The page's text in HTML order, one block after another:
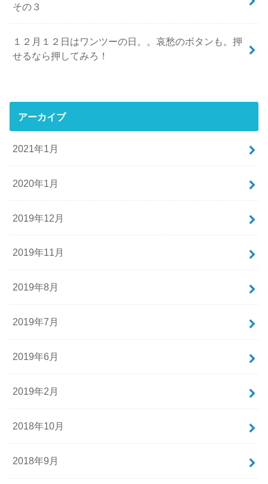
その３
１２月１２日はワンツーの日。。哀愁のボタンも。押
せるなら押してみろ！
アーカイブ
2021年1月
2020年1月
2019年12月
2019年11月
2019年8月
2019年7月
2019年6月
2019年2月
2018年10月
2018年9月